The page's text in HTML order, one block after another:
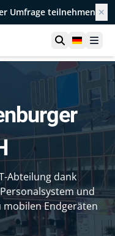
Umfrage teilnehmen ✕
Suche
Abteilung dank
und
Endgeräten